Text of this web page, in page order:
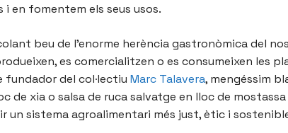
i en fomentem els seus usos.
beu de l’enorme herència gastronòmica del
es comercialitzen o es consumeixen les
fundador del col·lectiu Marc Talavera, mengéssim
de xia o salsa de ruca salvatge en lloc de
un sistema agroalimentari més just, ètic i